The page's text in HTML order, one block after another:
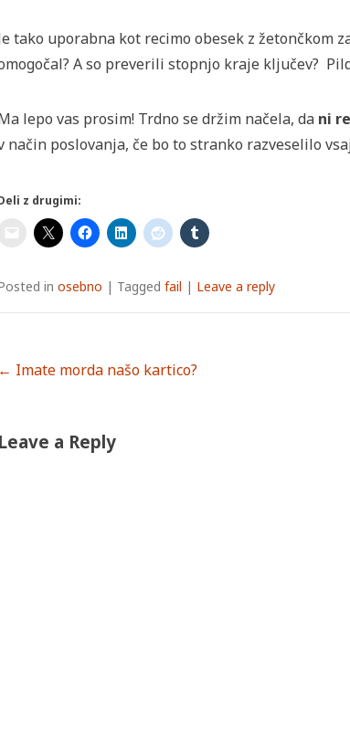
tako uporabna kot recimo obesek z žetončkom
A so preverili stopnjo kraje ključev?
lepo vas prosim! Trdno se držim načela, da ni
način poslovanja, če bo to stranko razveselilo
z drugimi:
in osebno | Tagged fail | Leave a reply
Post
← Imate morda našo kartico?
Leave a Reply